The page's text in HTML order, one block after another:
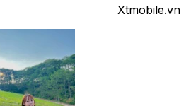
Xtmobile.vn